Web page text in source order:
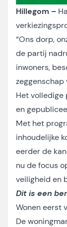
Hillegom –
“Ons dorp,
de partij
inwoners,
Het volledige
en
Met het
inhoudelijke
eerder de
nu de focus
veiligheid en
Dit is een
Wonen eerst
De